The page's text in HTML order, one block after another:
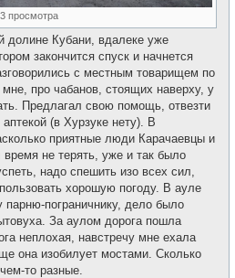
просмотра
долине Кубани, вдалеке уже
закончится спуск и начнется
с местным товарищем по
про чабанов, стоящих наверху, у
Предлагал свою помощь, отвезти
(в Хурзуке нету). В
приятные люди Карачаевцы и
не терять, уже и так было
надо спешить изо всех сил,
хорошую погоду. В ауле
парню-пограничнику, дело было
За аулом дорога пошла
неплохая, навстречу мне ехала
она изобилует мостами. Сколько
то разные.